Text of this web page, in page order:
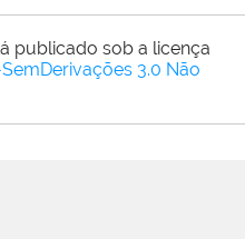
publicado sob a licença
3.0 Não